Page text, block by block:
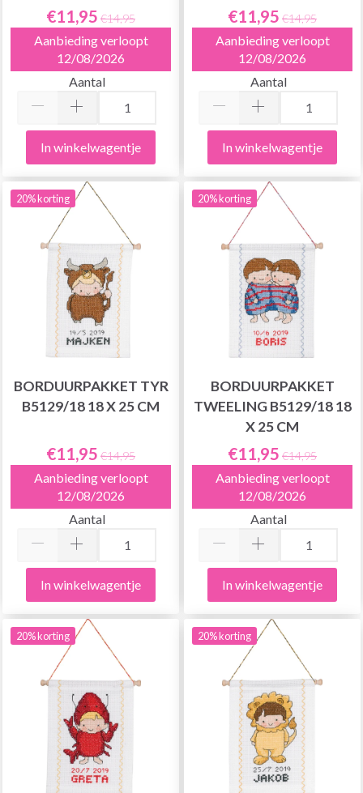
€11,95 €14,95
Aanbieding verloopt
12/08/2026
Aantal
In winkelwagentje
€11,95 €14,95
Aanbieding verloopt
12/08/2026
Aantal
In winkelwagentje
20% korting
BORDUURPAKKET TYR
B5129/18 18 X 25 CM
€11,95 €14,95
Aanbieding verloopt
12/08/2026
Aantal
In winkelwagentje
20% korting
BORDUURPAKKET
TWEELING B5129/18 18
X 25 CM
€11,95 €14,95
Aanbieding verloopt
12/08/2026
Aantal
In winkelwagentje
20% korting 20% korting